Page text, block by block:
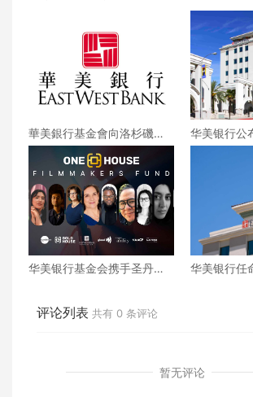
華美銀行基金會向洛杉磯市
長基金捐款10萬美元 用於支
持當地遊民预防項目
华美银行公
度及全年财
华美银行基金会携手圣丹斯
华美银行任
评论列表 共有 0 条评论
暂无评论